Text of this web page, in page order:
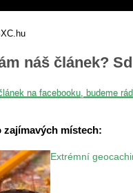
náš článek?
na facebooku, budeme
zajímavých místech:
Extrémní